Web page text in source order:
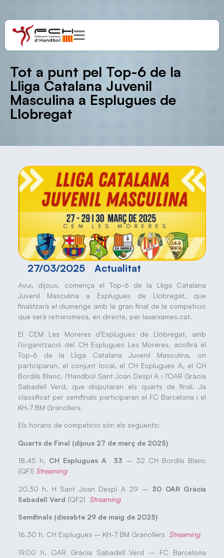
Tot a punt pel Top-6 de la
Lliga Catalana Juvenil
Masculina a Esplugues de
Llobregat
27/03/2025 Actualitat
Avui, dijous, comença el Top-6 de la Lliga Catalana
Juvenil Masculina a Esplugues de Llobregat, que
finalitzarà el diumenge amb la gran final de la competició
que serà retransmesa, en directe, per laxarxames.cat.
El CEM Les Moreres d’Esplugues de Llobregat, amb
l’organització del CH Esplugues Les Moreres, acollirà el
Top-6 de la Lliga Catalana Juvenil Masculina, on
participaran, el conjunt local, el CH Esplugues A, el CH
Bordils Blanc, l’Handbol Sant Joan Despí A i l’OAR Gràcia
Sabadell Verd, que disputaran els quarts de final. Ja
classificat per semifinals participaran el FC Barcelona i el
KH-7 BM Granollers.
Els horaris de competició són els següents:
Quarts de Final (dijous 27 de març de 2025)
18.45 h. CH Esplugues A 33 – 32 CH Bordils Blanc
(QF1) Streaming
20.30 h. H Sant Joan Despí A 29 – 30 OAR Gràcia
Sabadell Verd (QF2) Streaming
Semifinals (dissabte 29 de maig de 2025)
16.30 h. CH Esplugues – KH-7 BM Granollers Streaming
19.00 h. OAR Gràcia Sabadell Verd – FC Barcelona